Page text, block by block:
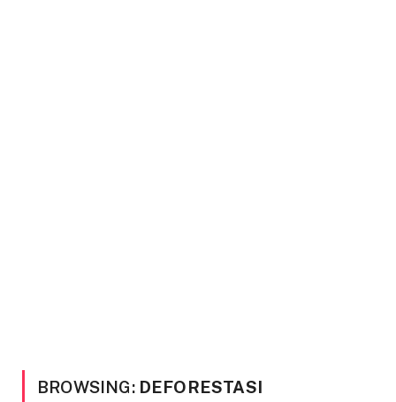
BROWSING: DEFORESTASI